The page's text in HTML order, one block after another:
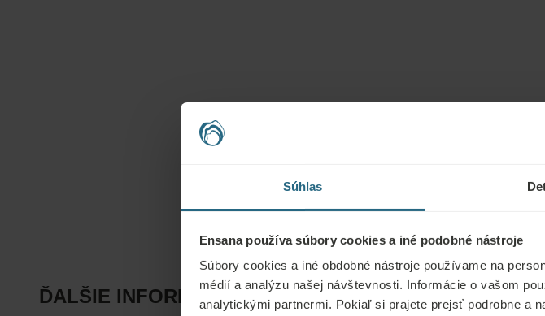
Súhlas
Ensana používa súbory cookies a iné podobné nástroje
Súbory cookies a iné obdobné nástroje používame na
médií a analýzu našej návštevnosti. Informácie o vašom
analytickými partnermi. Pokiaľ si prajete prejsť podrobne a
ĎALŠIE INFORMÁCIE